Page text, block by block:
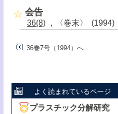
会告
36(8) ，〈巻末〉 (1994)
36巻7号（1994）へ
よく読まれているページ
プラスチック分解研究